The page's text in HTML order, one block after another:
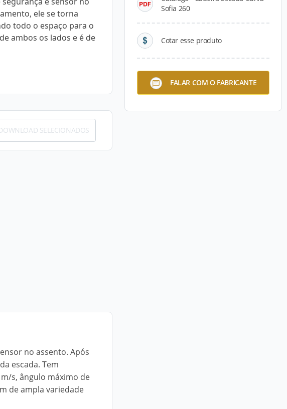
ele se torna
todo o espaço para o
ambos os lados e é de
Sofia 260
Cotar esse produto
FALAR COM O FABRICANTE
SELECIONADOS
no assento. Após
escada. Tem
s, ângulo máximo de
de ampla variedade